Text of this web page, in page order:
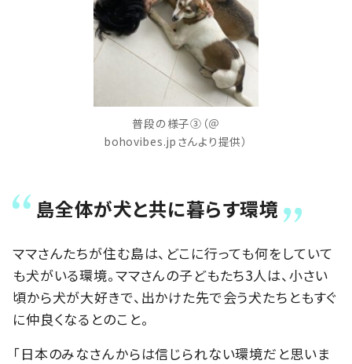
普段の様子③（＠
bohovibes.jpさんより提供）
島全体が犬と共に暮らす環境
ママさんたちが住む島は、どこに行っても何をしていて
も犬がいる環境。ママさんの子どもたち3人は、小さい
頃から犬が大好きで、出かけた先で会う犬たちともすぐ
に仲良くなるとのこと。
「日本のみなさんからは信じられない環境だと思いま